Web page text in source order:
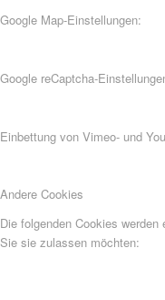
Google Map-Einstellungen:
Google reCaptcha-
Einbettung von Vimeo- und
Andere Cookies
Die folgenden Cookies
Sie sie zulassen möchten: